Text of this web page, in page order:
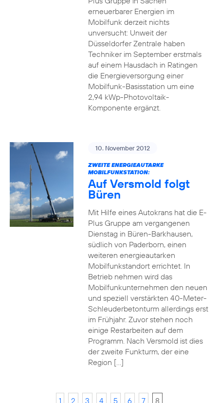
erneuerbarer Energien im
Mobilfunk derzeit nichts
unversucht: Unweit der
Düsseldorfer Zentrale haben
Techniker im September erstmals
auf einem Hausdach in Ratingen
die Energieversorgung einer
Mobilfunk-Basisstation um eine
2,94 kWp-Photovoltaik-
Komponente ergänzt.
10. November 2012
ZWEITE ENERGIEAUTARKE
MOBILFUNKSTATION:
Auf Versmold folgt
Büren
Mit Hilfe eines Autokrans hat die E-
Plus Gruppe am vergangenen
Dienstag in Büren-Barkhausen,
südlich von Paderborn, einen
weiteren energieautarken
Mobilfunkstandort errichtet. In
Betrieb nehmen wird das
Mobilfunkunternehmen den neuen
und speziell verstärkten 40-Meter-
Schleuderbetonturm allerdings erst
im Frühjahr. Zuvor stehen noch
einige Restarbeiten auf dem
Programm. Nach Versmold ist dies
der zweite Funkturm, der eine
Region […]
1 2 3 4 5 6 7 8